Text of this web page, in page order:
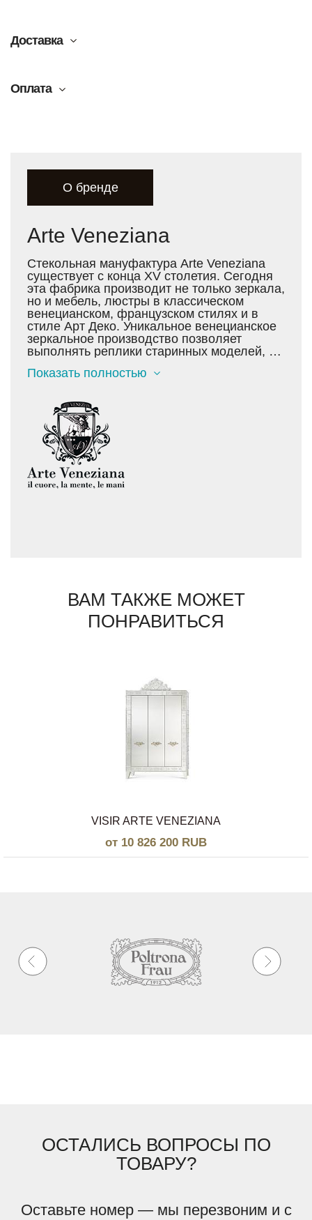
Доставка
Оплата
О бренде
Arte Veneziana
Стекольная мануфактура Arte Veneziana
существует с конца XV столетия. Сегодня
эта фабрика производит не только зеркала,
но и мебель, люстры в классическом
венецианском, французском стилях и в
стиле Арт Деко. Уникальное венецианское
зеркальное производство позволяет
выполнять реплики старинных моделей, а
коллекции. Фабрика Arte Veneziana
любой сложности по эскизам заказчика.
Показать полностью
ВАМ ТАКЖЕ МОЖЕТ
ПОНРАВИТЬСЯ
VISIR ARTE VENEZIANA
от 10 826 200 RUB
ОСТАЛИСЬ ВОПРОСЫ ПО
ТОВАРУ?
Оставьте номер — мы перезвоним и с